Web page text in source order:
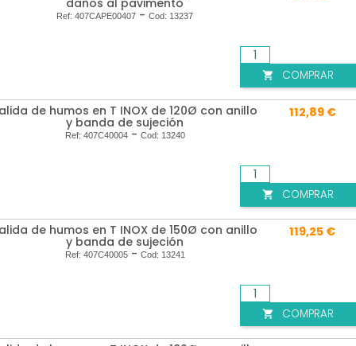
Ref: 407CAPE00407 - Cod: 13237
 COMPRAR
de humos en T INOX de 120Ø con anillo
y banda de sujeción
Ref: 407C40004- Cod: 13240
112,89 €
 COMPRAR
de humos en T INOX de 150Ø con anillo
y banda de sujeción
Ref: 407C40005- Cod: 13241
119,25 €
 COMPRAR